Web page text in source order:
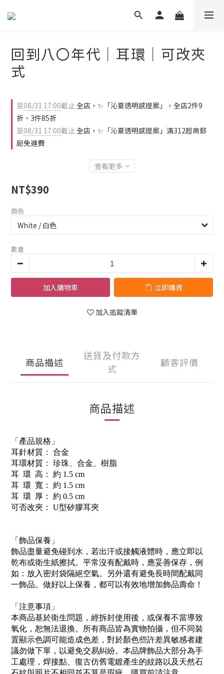
回到八〇年代｜耳環｜可改夾
式
至08/31 17:00截止全店，✨「沁夏透明感提案」，全店2件9
折、3件85折
至08/31 17:00截止全店，✨「沁夏透明感提案」滿312超商郵
局免運費
查看更多
NT$390
顏色
數量
加入購物車 立即購買
加入追蹤清單
商品描述
送貨及付款方
式
顧客評價
商品描述
「產品規格」
耳針材質： 合金
耳環材質： 珍珠、合金、樹脂
耳 環 高： 約 1.5 cm
耳 環 寬： 約 1.5 cm
耳 環 厚： 約 0.5 cm
可否改夾： U型矽膠耳夾
「飾品保養」
飾品盡量避免碰到水，若出汗或接觸液體時，應立即以
乾布或衛生紙擦拭。平常沒有配戴時，應妥善保存，例
如：放入密封袋隔絕空氣。另外還有避免長時間配戴同
一飾品。做好以上保養，都可以有效地增加飾品壽命！
「注意事項」
本商品基於衛生問題，經拆封使用後，或保養不當導致
氧化，恕無法退換。所有商品皆為實物拍攝，但不同裝
置顯示色調可能造成色差，對於顏色些許差異敏感者建
議勿做下單，以避免交易糾紛。本品牌飾品大部分為手
工處理，焊接點、復古仿舊電鍍產生的紋路以及天然石